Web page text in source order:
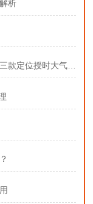
析
新规下生态环境监测机构怎么选设备？推荐三款定位授时大气采样器